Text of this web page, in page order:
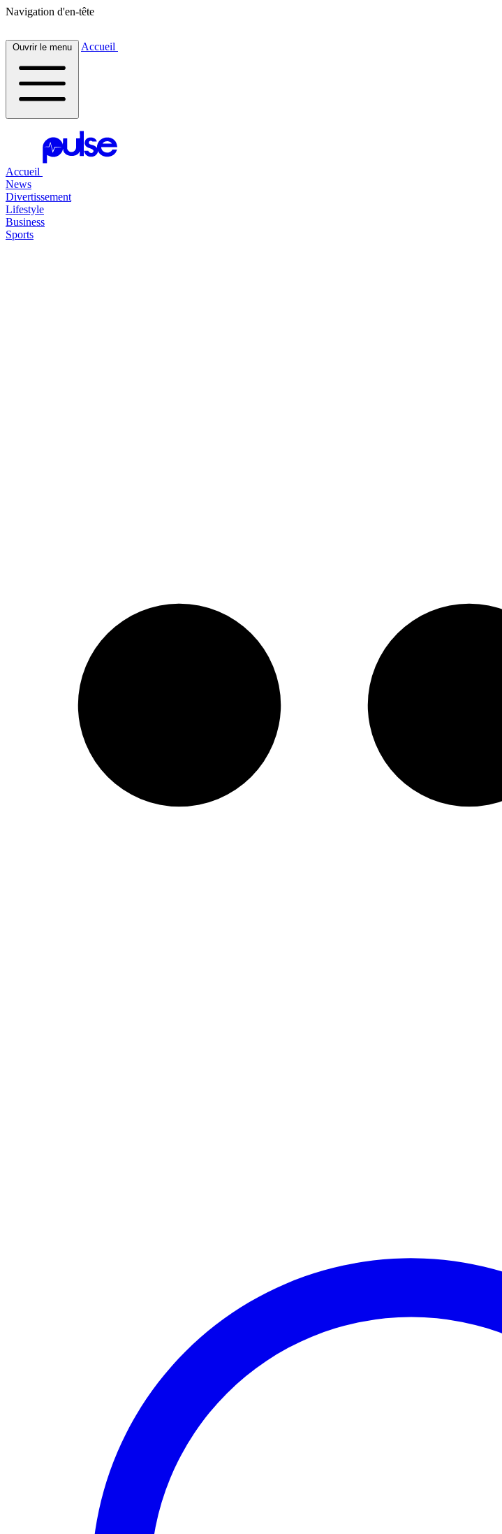
Navigation d'en-tête
Ouvrir le menu Accueil
Accueil
News
Divertissement
Lifestyle
Business
Sports